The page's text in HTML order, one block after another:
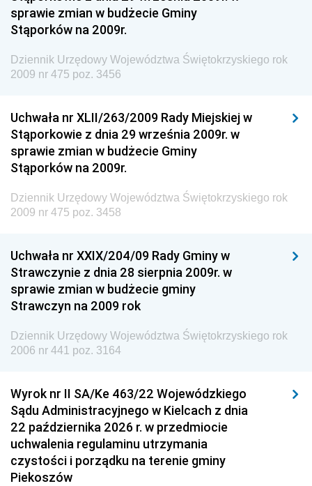
Antykorupcyjnego
Wewnętrznego
Dziennik Urzędowy Urzędu Patentowego
Dziennik Urzędowy Generalnej Dyrekcji Dróg
Krajowych i Autostrad
Dziennik Urzędowy Ministra Środowiska
Dziennik Urzędowy Ministra Edukacji
Dziennik Urzędowy Ministra Przemysłu
Dziennik Urzędowy Ministra Finansów i Gospodarki
Dziennik Urzędowy Ministra do Spraw Unii
Dziennik Urzędowy Agencji Wywiadu
sprawie zmian w budżecie Gminy
Stąporków na 2009r.
Dziennik Urzędowy Województwa Świętokrzyskiego rok
2009 nr 475 poz. 3456
Uchwała nr XLII/263/2009 Rady Miejskiej w
Stąporkowie z dnia 29 września 2009r. w
sprawie zmian w budżecie Gminy
Stąporków na 2009r.
Dziennik Urzędowy Województwa Świętokrzyskiego rok
2009 nr 475 poz. 3458
Uchwała nr XXIX/204/09 Rady Gminy w
Strawczynie z dnia 28 sierpnia 2009r. w
sprawie zmian w budżecie gminy
Strawczyn na 2009 rok
Dziennik Urzędowy Województwa Świętokrzyskiego rok
2006 nr 441 poz. 3164
Wyrok nr II SA/Ke 463/22 Wojewódzkiego
Sądu Administracyjnego w Kielcach z dnia
22 października 2026 r. w przedmiocie
uchwalenia regulaminu utrzymania
czystości i porządku na terenie gminy
Piekoszów